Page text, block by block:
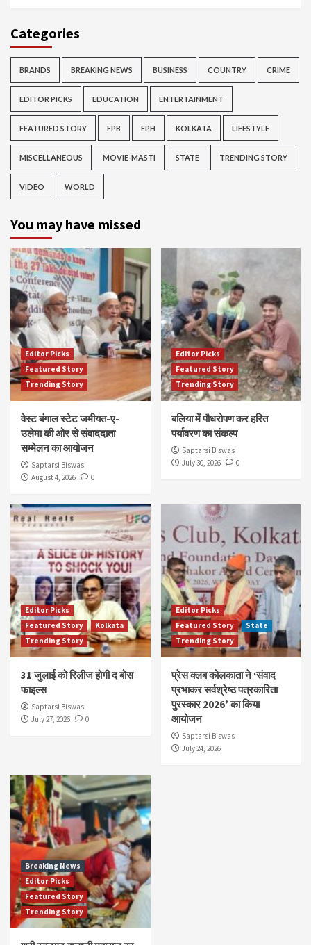
Categories
BRANDS BREAKING NEWS BUSINESS COUNTRY CRIME
EDITOR PICKS EDUCATION ENTERTAINMENT
FEATURED STORY FPB FPH KOLKATA LIFESTYLE
MISCELLANEOUS MOVIE-MASTI STATE TRENDING STORY
VIDEO WORLD
You may have missed
Editor Picks
Featured Story
Trending Story
वेस्ट बंगाल स्टेट जमीयत-ए-
उलेमा की ओर से संवाददाता
सम्मेलन का आयोजन
Saptarsi Biswas
August 4, 2026
0
Editor Picks
Featured Story
Trending Story
बलिया में पौधरोपण कर हरित
पर्यावरण का संकल्प
Saptarsi Biswas
July 30, 2026
0
Editor Picks
Featured Story
Kolkata
Trending Story
31 जुलाई को रिलीज होगी द बोस
फाइल्स
Saptarsi Biswas
July 27, 2026
0
Editor Picks
Featured Story
State
Trending Story
प्रेस क्लब कोलकाता ने ‘संवाद
प्रभाकर सर्वश्रेष्ठ पत्रकारिता
पुरस्कार 2026’ का किया
आयोजन
Saptarsi Biswas
July 24, 2026
Breaking News
Editor Picks
Featured Story
Trending Story